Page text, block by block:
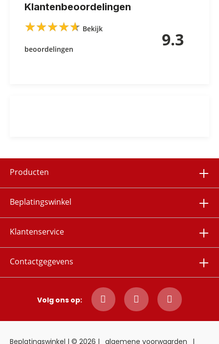
Klantenbeoordelingen
★★★★★
★★★★★ Bekijk
beoordelingen 9.3
Producten
Beplatingswinkel
Klantenservice
Contactgegevens
Volg ons op:
Beplatingswinkel | © 2026 | algemene voorwaarden |